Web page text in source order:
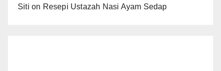
Siti on Resepi Ustazah Nasi Ayam Sedap